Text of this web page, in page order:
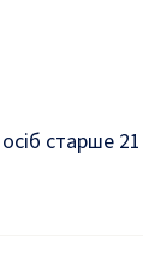
старше